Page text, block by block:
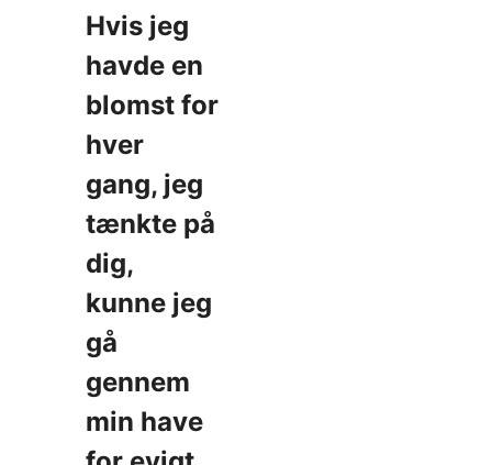
Hvis jeg
havde en
blomst for
hver
gang, jeg
tænkte på
dig,
kunne jeg
gå
gennem
min have